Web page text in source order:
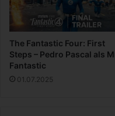
g
d
g
e
t
The Fantastic Four: First
Steps – Pedro Pascal als
Fantastic
01.07.2025